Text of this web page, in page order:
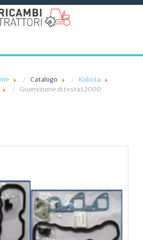
Catalogo
Kubota
Guarnizione di testa L2000